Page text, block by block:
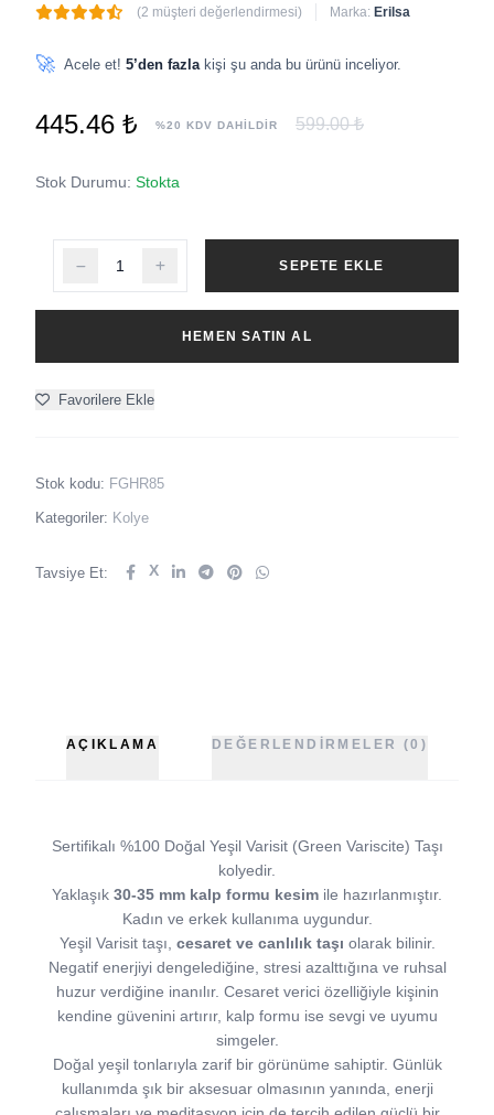
(2 müşteri değerlendirmesi) Marka: Erilsa
🚀 Acele et! 5’den fazla kişi şu anda bu ürünü inceliyor.
445.46 ₺ %20 KDV DAHİLDİR 599.00 ₺
Stok Durumu: Stokta
SEPETE EKLE
HEMEN SATIN AL
Favorilere Ekle
Stok kodu: FGHR85
Kategoriler: Kolye
Tavsiye Et: X
AÇIKLAMA DEĞERLENDIRMELER (0)
Sertifikalı %100 Doğal Yeşil Varisit (Green Variscite) Taşı
kolyedir.
Yaklaşık 30-35 mm kalp formu kesim ile hazırlanmıştır.
Kadın ve erkek kullanıma uygundur.
Yeşil Varisit taşı, cesaret ve canlılık taşı olarak bilinir.
Negatif enerjiyi dengelediğine, stresi azalttığına ve ruhsal
huzur verdiğine inanılır. Cesaret verici özelliğiyle kişinin
kendine güvenini artırır, kalp formu ise sevgi ve uyumu
simgeler.
Doğal yeşil tonlarıyla zarif bir görünüme sahiptir. Günlük
kullanımda şık bir aksesuar olmasının yanında, enerji